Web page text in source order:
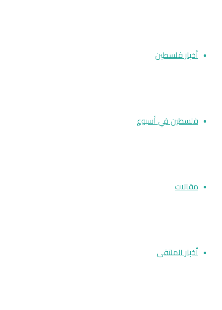
أخبار فلسطين
فلسطين في أسبوع
مقالات
أخبار الملتقى